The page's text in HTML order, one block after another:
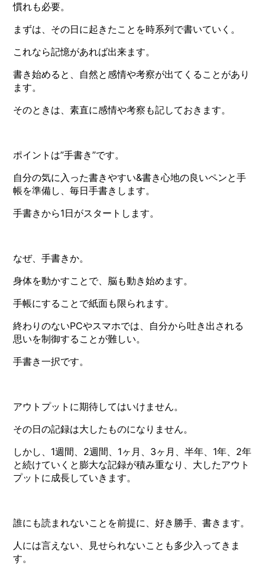
慣れも必要。
まずは、その日に起きたことを時系列で書いていく。
これなら記憶があれば出来ます。
書き始めると、自然と感情や考察が出てくることがあり
ます。
そのときは、素直に感情や考察も記しておきます。
ポイントは”手書き”です。
自分の気に入った書きやすい&書き心地の良いペンと手
帳を準備し、毎日手書きします。
手書きから1日がスタートします。
なぜ、手書きか。
身体を動かすことで、脳も動き始めます。
手帳にすることで紙面も限られます。
終わりのないPCやスマホでは、自分から吐き出される
思いを制御することが難しい。
手書き一択です。
アウトプットに期待してはいけません。
その日の記録は大したものになりません。
しかし、1週間、2週間、1ヶ月、3ヶ月、半年、1年、2年
と続けていくと膨大な記録が積み重なり、大したアウト
プットに成長していきます。
誰にも読まれないことを前提に、好き勝手、書きます。
人には言えない、見せられないことも多少入ってきま
す。